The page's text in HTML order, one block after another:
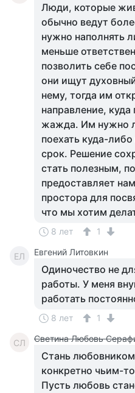
Люди, которые
обычно ведут
нужно наполнять
меньше
позволить себе
они ищут
нему, тогда им
направление, куда
жажда. Им нужно
поехать куда-
срок. Решение
стать полезным,
предоставляет
простора для
что мы хотим
8 лет 1
ЕЛ Евгений Литовкин
Одиночество не
работы. У меня
работать
8 лет 1
СЛ Светина Любовь
Стань
конкретно чьим-
Пусть любовь